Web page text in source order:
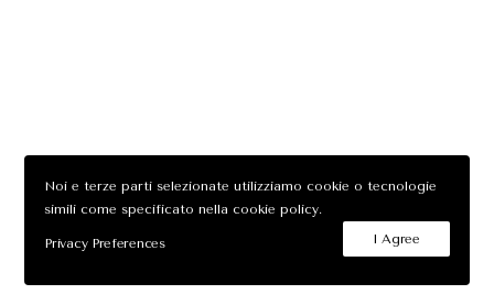
Noi e terze parti selezionate utilizziamo cookie o tecnologie
simili come specificato nella cookie policy.
Privacy Preferences I Agree